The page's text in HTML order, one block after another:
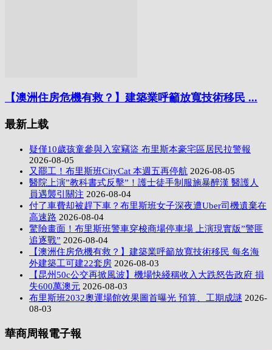
【澳洲住房危機有救？】建築業呼籲放寬技術移民 ...
最新上载
疑僅10歲孩童參與入室竊盜 布里斯本豪宅區居民拉警報
2026-08-05
又罷工！布里斯班CityCat 本週五再停航 2026-08-05
醫院上演”教科書式反擊”！護士徒手制服施暴醉漢 醫護人
員遇襲引關注 2026-08-04
付了車費却被趕下車？布里斯班女子深夜遭Uber司機遺棄在
高速路 2026-08-04
驚險畫面！布里斯班警車穿梭商場停車場 上演現實版”警匪
追逐戰” 2026-08-04
【澳洲住房危機有救？】建築業呼籲放寬技術移民 每名海
外建築工可建22套房 2026-08-03
【昆州50c公交再掀風波】機場快綫稱收入大跌怒告政府 損
失600萬澳元 2026-08-03
布里斯班2032奧運場館效果圖首曝光 預算、工期成謎 2026-
08-03
華商周報電子報